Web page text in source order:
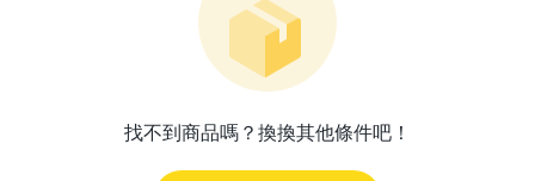
找不到商品嗎？換換其他條件吧！